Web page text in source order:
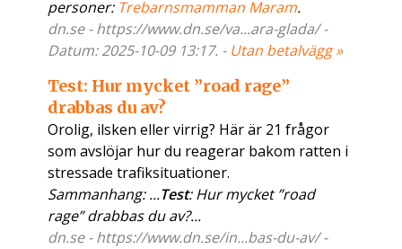
personer: Trebarnsmamman Maram.
dn.se - https://www.dn.se/va...ara-glada/ -
Datum: 2025-10-09 13:17. - Utan betalvägg »
Test: Hur mycket ”road rage”
drabbas du av?
Orolig, ilsken eller virrig? Här är 21 frågor
som avslöjar hur du reagerar bakom ratten i
stressade trafiksituationer.
Sammanhang: ...Test: Hur mycket ”road
rage” drabbas du av?...
dn.se - https://www.dn.se/in...bas-du-av/ -